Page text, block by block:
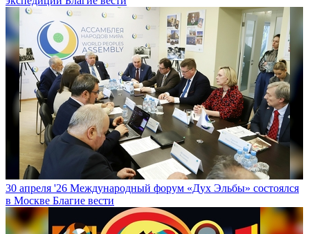
30 апреля '26 Международный форум «Дух Эльбы» состоялся
в Москве Благие вести